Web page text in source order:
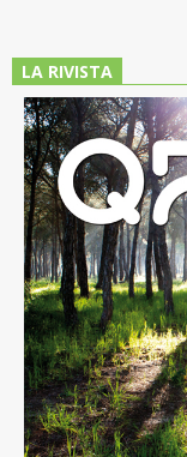
LA RIVISTA